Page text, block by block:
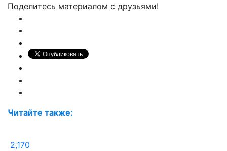
Поделитесь материалом с друзьями!
Читайте также:
2,170